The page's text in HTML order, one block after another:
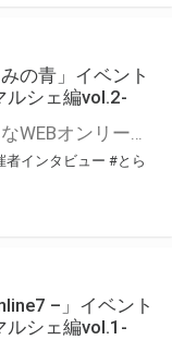
の青」イベント
ルシェ編vol.2-
こんにちは、とらのあなWEBオンリー運営スタッフです。 新たにお届けする、イベント主催者インタビュー-マルシェ編-は、 とらのあなWEBオンリー「マルシェ」をご利用の主催様に 「マルシェ」を使ってイベントを開催した感想や心がけをお聞きする企画です。 今回は、WEBオンリー初開催「駄菓子と唐揚げ、きみの青」より、 主催のぎこ六屋様にお話を伺いました。 協力：ぎこ六屋様／イベント公式Twitter（@krkgwks） とらのあなWEBオンリー「マルシェ」とは？ WEBオンリーでリアルタイムでコミュニケーションがとれるオンライン会場です。
者インタビュー #とら
–」イベント
ルシェ編vol.1-